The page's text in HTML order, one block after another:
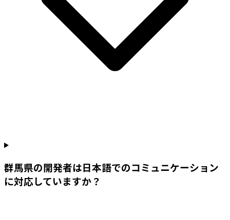
群馬県の開発者は日本語でのコミュニケーション
に対応していますか？